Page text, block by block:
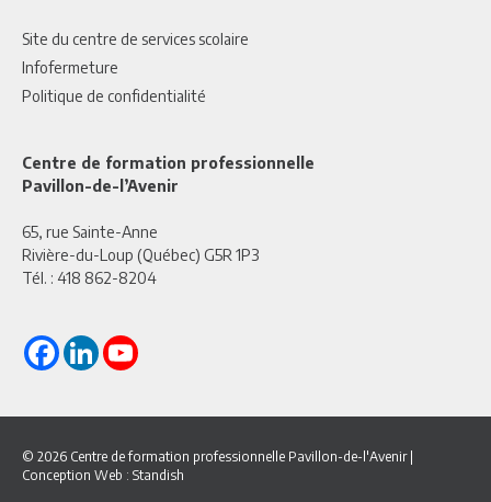
Site du centre de services scolaire
Infofermeture
Politique de confidentialité
Centre de formation professionnelle
Pavillon-de-l’Avenir
65, rue Sainte-Anne
Rivière-du-Loup (Québec) G5R 1P3
Tél. : 418 862-8204
© 2026 Centre de formation professionnelle Pavillon-de-l'Avenir
Conception Web : Standish